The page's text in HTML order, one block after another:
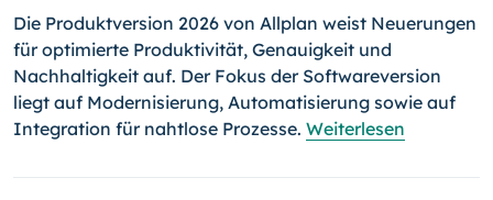
Die Produktversion 2026 von Allplan weist Neuerungen
für optimierte Produktivität, Genauigkeit und
Nachhaltigkeit auf. Der Fokus der Softwareversion
liegt auf Modernisierung, Automatisierung sowie auf
Integration für nahtlose Prozesse. Weiterlesen